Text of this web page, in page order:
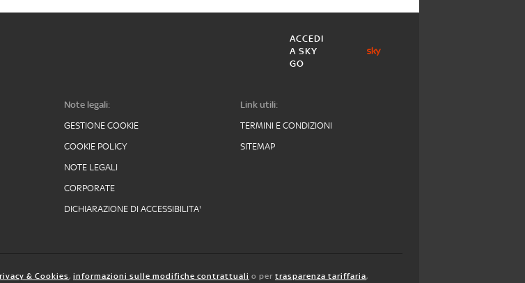
ACCEDI
A SKY
GO
Note legali:
GESTIONE COOKIE
COOKIE POLICY
NOTE LEGALI
CORPORATE
DICHIARAZIONE DI ACCESSIBILITA'
Link utili:
TERMINI E CONDIZIONI
SITEMAP
& Cookies, informazioni sulle modifiche contrattuali o per trasparenza tariffaria,